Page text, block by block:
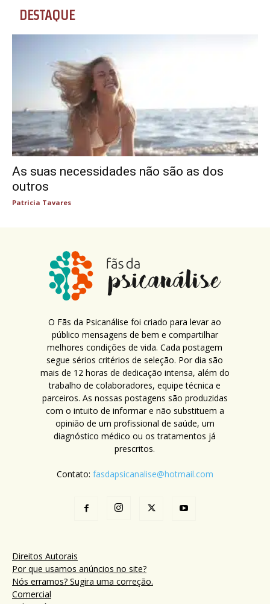
DESTAQUE
As suas necessidades não são as dos
outros
Patricia Tavares
O Fãs da Psicanálise foi criado para levar ao
público mensagens de bem e compartilhar
melhores condições de vida. Cada postagem
segue sérios critérios de seleção. Por dia são
mais de 12 horas de dedicação intensa, além do
trabalho de colaboradores, equipe técnica e
parceiros. As nossas postagens são produzidas
com o intuito de informar e não substituem a
opinião de um profissional de saúde, um
diagnóstico médico ou os tratamentos já
prescritos.
Contato: fasdapsicanalise@hotmail.com
Direitos Autorais
Por que usamos anúncios no site?
Nós erramos? Sugira uma correção.
Comercial